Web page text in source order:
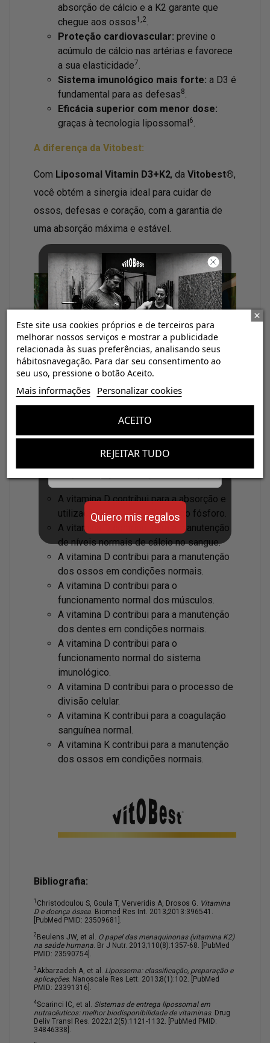
absorção de cálcio e a K2 garante que
chegue aos ossos1,2.
Proteção cardiovascular: previne o
acúmulo de cálcio nas artérias e favorece
a sua elasticidade7.
Sistema imunológico mais forte: a D3 é
fundamental para as defesas8.
Eficácia superior com menor dose:
graças à tecnologia lipossomal6.
A diferença da Vitobest:
Com Liposomal Vitamin D3+K2, da Vitobest®,
você obtém a sinergia ideal para cuidar de
ossos, defesas e coração, com a garantia de
uma absorção máxima e estável.
Menos doses. Mais efeito. Máxima
biodisponibilidade.
livres de dióxido de titânio
A vitamina D contribui para a absorção e
utilização normal do cálcio e do fósforo.
A vitamina D contribui para a manutenção
de níveis normais de cálcio no sangue.
A vitamina D contribui para a manutenção
dos ossos em condições normais.
A vitamina D contribui para o
funcionamento normal dos músculos.
A vitamina D contribui para a manutenção
dos dentes em condições normais.
A vitamina D contribui para o
funcionamento normal do sistema
imunológico.
A vitamina D contribui para o processo de
divisão celular.
A vitamina K contribui para a coagulação
sanguínea normal.
A vitamina K contribui para a manutenção
dos ossos em condições normais.
Bibliografia:
1 Christodoulou S, Goula T, Ververidis A, Drosos G. Vitamina
D e doença óssea. Biomed Res Int. 2013;2013:396541.
[PubMed PMID: 23509681].
2 Beulens JW, et al. O papel das menaquinonas (vitamina K2)
na saúde humana. Br J Nutr. 2013;110(8):1357-68. [PubMed
PMID: 23590754].
3Akbarzadeh A, et al. Lipossoma: classificação, preparação e
aplicações. Nanoscale Res Lett. 2013;8(1):102. [PubMed
PMID: 23391316].
4Scarinci IC, et al. Sistemas de entrega lipossomal em
nutracêuticos: melhor biodisponibilidade de vitaminas. Drug
Deliv Transl Res. 2022;12(5):1121-1132. [PubMed PMID:
34846338].
Este site usa cookies próprios e de terceiros para
melhorar nossos serviços e mostrar a publicidade
relacionada às suas preferências, analisando seus
hábitosnavegação. Para dar seu consentimento ao
seu uso, pressione o botão Aceito.
Mais informações Personalizar cookies
REJEITAR TUDO
ACEITO
¡Consigue regalos gratis
con tus pedidos!
Quiero mis regalos